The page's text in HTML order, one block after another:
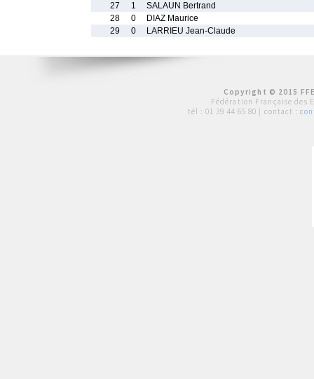
27
1
SALAUN Bertrand
28
0
DIAZ Maurice
29
0 LARRIEU Jean-Claude
Copyright © 2015
Fédération Française des
tél : 01 39 44 65 80 | contact :